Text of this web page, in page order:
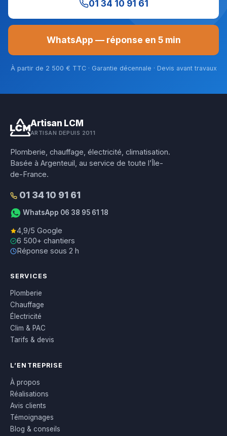
01 34 10 91 61
WhatsApp — réponse en 5 min
À partir de 2 500 € TTC · Garantie décennale · Devis avant travaux
Artisan LCM
ARTISAN DEPUIS 2011
Plomberie, chauffage, électricité, climatisation.
Basée à Argenteuil, au service de toute l’Île-
de-France.
01 34 10 91 61
WhatsApp 06 38 95 61 18
4,9/5 Google
6 500+ chantiers
Réponse sous 2 h
SERVICES
Plomberie
Chauffage
Électricité
Clim & PAC
Tarifs & devis
L’ENTREPRISE
À propos
Réalisations
Avis clients
Témoignages
Blog & conseils